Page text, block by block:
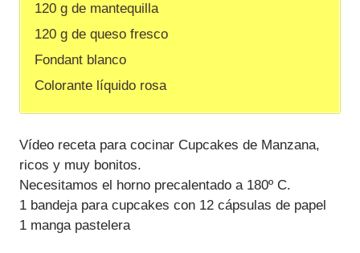
120 g de mantequilla
120 g de queso fresco
Fondant blanco
Colorante líquido rosa
Vídeo receta para cocinar Cupcakes de Manzana,
ricos y muy bonitos.
Necesitamos el horno precalentado a 180º C.
1 bandeja para cupcakes con 12 cápsulas de papel
1 manga pastelera